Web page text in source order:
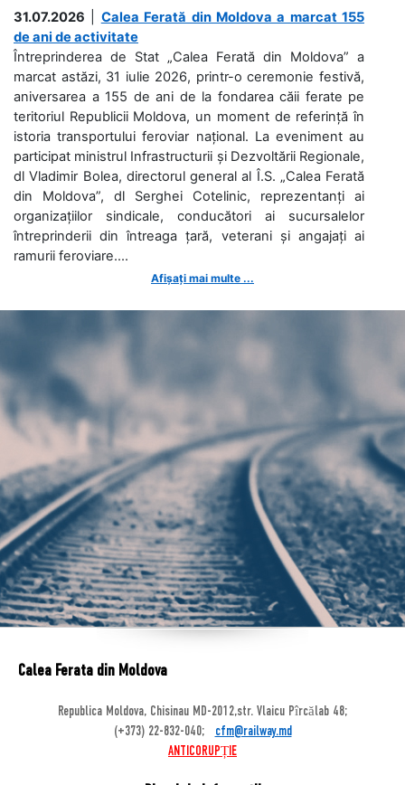
31.07.2026
Calea Ferată din Moldova a marcat 155
de ani de activitate
Întreprinderea de Stat „Calea Ferată din Moldova” a
marcat astăzi, 31 iulie 2026, printr-o ceremonie festivă,
aniversarea a 155 de ani de la fondarea căii ferate pe
teritoriul Republicii Moldova, un moment de referință în
istoria transportului feroviar național. La eveniment au
participat ministrul Infrastructurii și Dezvoltării Regionale,
dl Vladimir Bolea, directorul general al Î.S. „Calea Ferată
din Moldova”, dl Serghei Cotelinic, reprezentanți ai
organizațiilor sindicale, conducători ai sucursalelor
întreprinderii din întreaga țară, veterani și angajați ai
ramurii feroviare....
Afișați mai multe ...
Calea Ferata din Moldova
Republica Moldova, Chisinau MD-2012,str. Vlaicu Pîrcălab 48;
(+373) 22-832-040;
cfm@railway.md
ANTICORUPȚIE